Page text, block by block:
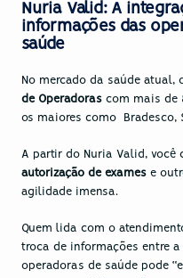
Nuria Valid: A
informações das
saúde
No mercado da saúde atual,
de Operadoras com mais de
os maiores como  Bradesco,
A partir do Nuria Valid
autorização de exames e
agilidade imensa.
Quem lida com o
troca de informações entre
operadoras de saúde pode